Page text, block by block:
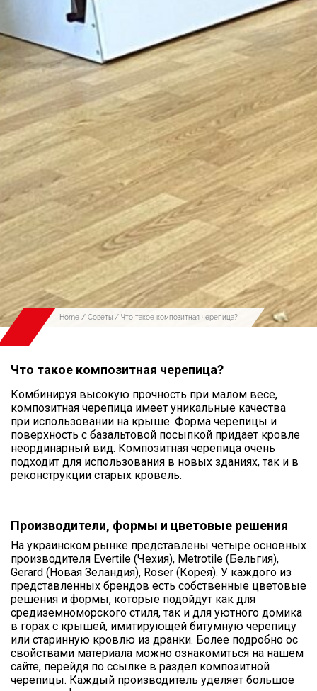
Home / Советы / Что такое композитная черепица?
Что такое композитная черепица?
Комбинируя высокую прочность при малом весе,
композитная черепица имеет уникальные качества
при использовании на крыше. Форма черепицы и
поверхность с базальтовой посыпкой придает кровле
неординарный вид. Композитная черепица очень
подходит для использования в новых зданиях, так и в
реконструкции старых кровель.
Производители, формы и цветовые решения
На украинском рынке представлены четыре основных
производителя Evertile (Чехия), Metrotile (Бельгия),
Gerard (Новая Зеландия), Roser (Корея). У каждого из
представленных брендов есть собственные цветовые
решения и формы, которые подойдут как для
средиземноморского стиля, так и для уютного домика
в горах с крышей, имитирующей битумную черепицу
или старинную кровлю из дранки. Более подробно ос
свойствами материала можно ознакомиться на нашем
сайте, перейдя по ссылке в раздел композитной
черепицы. Каждый производитель уделяет большое